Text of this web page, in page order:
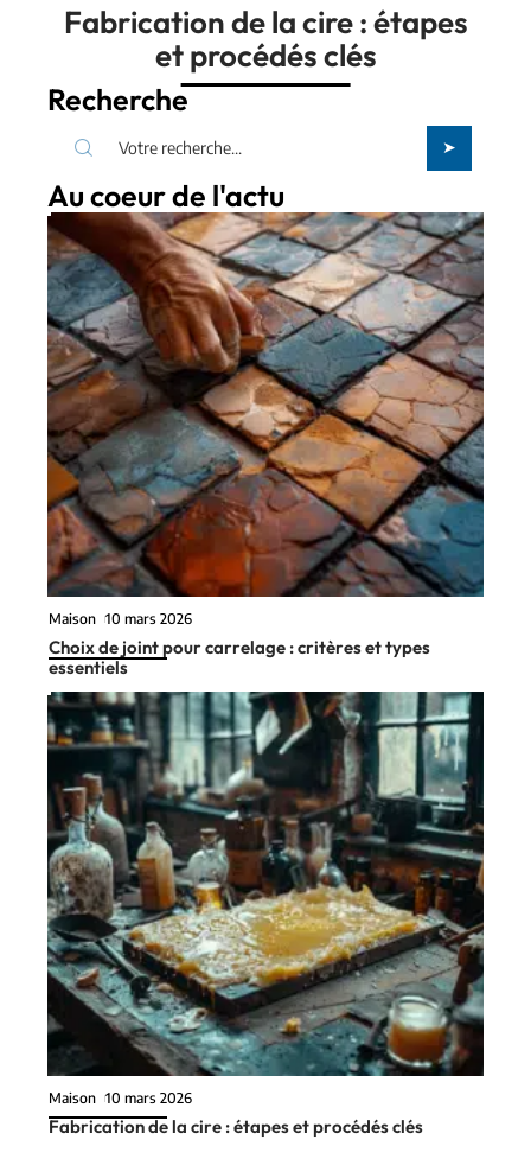
Fabrication de la cire : étapes
et procédés clés
Recherche
Au coeur de l'actu
Maison 10 mars 2026
Choix de joint pour carrelage : critères et types
essentiels
Maison 10 mars 2026
Fabrication de la cire : étapes et procédés clés